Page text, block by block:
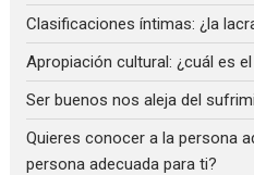
Clasificaciones íntimas: ¿la
Apropiación cultural: ¿cuál es
Ser buenos nos aleja del
Quieres conocer a la persona
persona adecuada para ti?